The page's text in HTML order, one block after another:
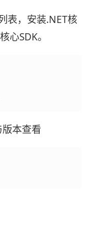
表，安装.NET核
心SDK。
本查看